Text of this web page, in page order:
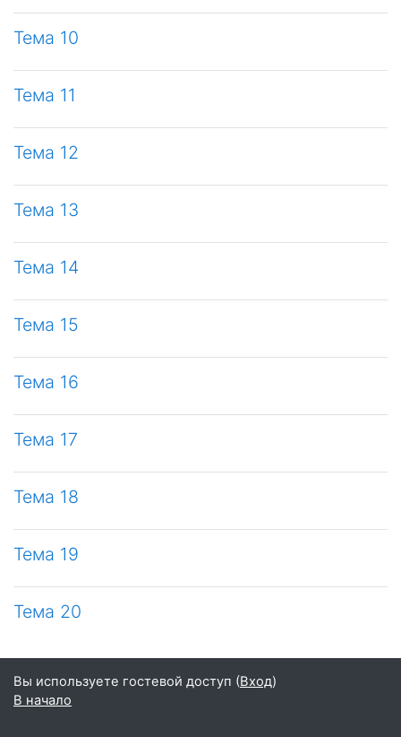
Тема 10
Тема 11
Тема 12
Тема 13
Тема 14
Тема 15
Тема 16
Тема 17
Тема 18
Тема 19
Тема 20
Вы используете гостевой доступ (Вход)
В начало